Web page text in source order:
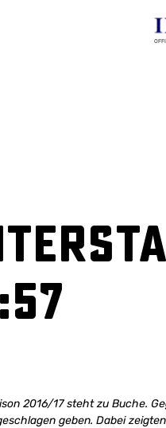
2016/17 steht zu Buche.
geben. Dabei